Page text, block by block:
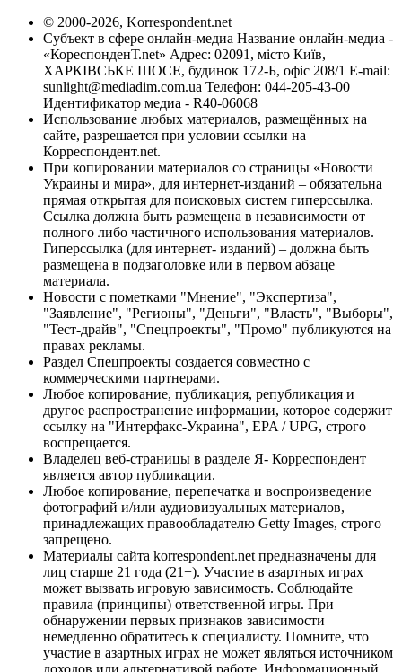
© 2000-2026, Korrespondent.net
Субъект в сфере онлайн-медиа Название онлайн-медиа -
«КореспонденТ.net» Адрес: 02091, місто Київ,
ХАРКІВСЬКЕ ШОСЕ, будинок 172-Б, офіс 208/1 E-mail:
sunlight@mediadim.com.ua Телефон: 044-205-43-00
Идентификатор медиа - R40-06068
Использование любых материалов, размещённых на
сайте, разрешается при условии ссылки на
Корреспондент.net.
При копировании материалов со страницы «Новости
Украины и мира», для интернет-изданий – обязательна
прямая открытая для поисковых систем гиперссылка.
Ссылка должна быть размещена в независимости от
полного либо частичного использования материалов.
Гиперссылка (для интернет- изданий) – должна быть
размещена в подзаголовке или в первом абзаце
материала.
Новости с пометками "Мнение", "Экспертиза",
"Заявление", "Регионы", "Деньги", "Власть", "Выборы",
"Тест-драйв", "Спецпроекты", "Промо" публикуются на
правах рекламы.
Раздел Спецпроекты создается совместно с
коммерческими партнерами.
Любое копирование, публикация, републикация и
другое распространение информации, которое содержит
ссылку на "Интерфакс-Украина", EPA / UPG, строго
воспрещается.
Владелец веб-страницы в разделе Я- Корреспондент
является автор публикации.
Любое копирование, перепечатка и воспроизведение
фотографий и/или аудиовизуальных материалов,
принадлежащих правообладателю Getty Images, строго
запрещено.
Материалы сайта korrespondent.net предназначены для
лиц старше 21 года (21+). Участие в азартных играх
может вызвать игровую зависимость. Соблюдайте
правила (принципы) ответственной игры. При
обнаружении первых признаков зависимости
немедленно обратитесь к специалисту. Помните, что
участие в азартных играх не может являться источником
доходов или альтернативой работе. Информационный